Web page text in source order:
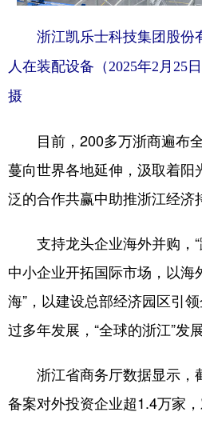
浙江凯乐士科技集团股份
人在装配设备（2025年2月25
摄
目前，200多万浙商遍布
蔓向世界各地延伸，汲取着阳
泛的合作共赢中助推浙江经济
支持龙头企业海外并购，
中小企业开拓国际市场，以海
海”，以建设总部经济园区引
过多年发展，“全球的浙江”发
浙江省商务厅数据显示，
备案对外投资企业超1.4万家